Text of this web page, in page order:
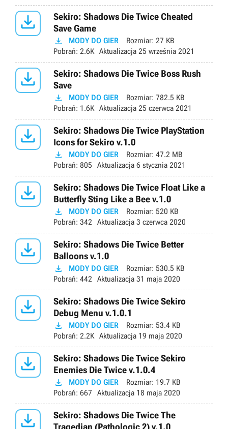

Sekiro: Shadows Die Twice Cheated
Save Game
 MODY DO GIER Rozmiar: 27 KB
Pobrań: 2.6K Aktualizacja 25 września 2021

Sekiro: Shadows Die Twice Boss Rush
Save
 MODY DO GIER Rozmiar: 782.5 KB
Pobrań: 1.6K Aktualizacja 25 czerwca 2021

Sekiro: Shadows Die Twice PlayStation
Icons for Sekiro v.1.0
 MODY DO GIER Rozmiar: 47.2 MB
Pobrań: 805 Aktualizacja 6 stycznia 2021

Sekiro: Shadows Die Twice Float Like a
Butterfly Sting Like a Bee v.1.0
 MODY DO GIER Rozmiar: 520 KB
Pobrań: 342 Aktualizacja 3 czerwca 2020

Sekiro: Shadows Die Twice Better
Balloons v.1.0
 MODY DO GIER Rozmiar: 530.5 KB
Pobrań: 442 Aktualizacja 31 maja 2020

Sekiro: Shadows Die Twice Sekiro
Debug Menu v.1.0.1
 MODY DO GIER Rozmiar: 53.4 KB
Pobrań: 2.2K Aktualizacja 19 maja 2020

Sekiro: Shadows Die Twice Sekiro
Enemies Die Twice v.1.0.4
 MODY DO GIER Rozmiar: 19.7 KB
Pobrań: 667 Aktualizacja 18 maja 2020

Sekiro: Shadows Die Twice The
Tragedian (Pathologic 2) v.1.0